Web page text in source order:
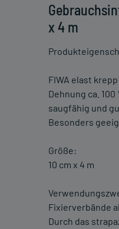
x 4 m
FIWA elast
Dehnung ca.
saugfähig und
Besonders
Größe:
10 cm x 4 m
Fixierverbände
Durch das